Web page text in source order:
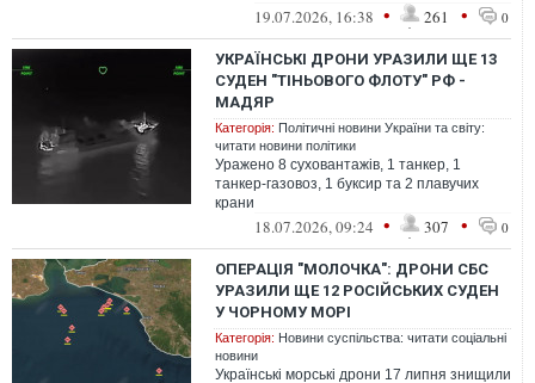
країнами G7 та Європейського Союзу
19.07.2026, 16:38 • 261 • 0
УКРАЇНСЬКІ ДРОНИ УРАЗИЛИ ЩЕ 13
СУДЕН "ТІНЬОВОГО ФЛОТУ" РФ -
МАДЯР
Категорія: Політичні новини України та світу:
читати новини політики
Уражено 8 суховантажів, 1 танкер, 1
танкер-газовоз, 1 буксир та 2 плавучих
крани
18.07.2026, 09:24 • 307 • 0
ОПЕРАЦІЯ "МОЛОЧКА": ДРОНИ СБС
УРАЗИЛИ ЩЕ 12 РОСІЙСЬКИХ СУДЕН
У ЧОРНОМУ МОРІ
Категорія: Новини суспільства: читати соціальні
новини
Українські морські дрони 17 липня знищили